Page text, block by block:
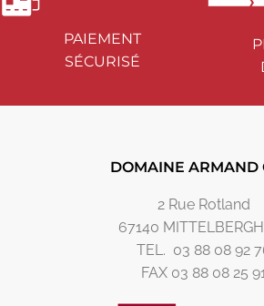
PAIEMENT
SÉCURISÉ
DOMAINE ARMAND
2 Rue Rotland
67140
TEL. 03 88 08 92
FAX 03 88 08 25